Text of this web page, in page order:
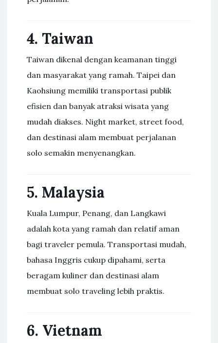
4. Taiwan
Taiwan dikenal dengan keamanan tinggi
dan masyarakat yang ramah. Taipei dan
Kaohsiung memiliki transportasi publik
efisien dan banyak atraksi wisata yang
mudah diakses. Night market, street food,
dan destinasi alam membuat perjalanan
solo semakin menyenangkan.
5. Malaysia
Kuala Lumpur, Penang, dan Langkawi
adalah kota yang ramah dan relatif aman
bagi traveler pemula. Transportasi mudah,
bahasa Inggris cukup dipahami, serta
beragam kuliner dan destinasi alam
membuat solo traveling lebih praktis.
6. Vietnam